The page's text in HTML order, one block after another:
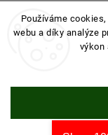
Používáme
webu a díky analýze
výkon